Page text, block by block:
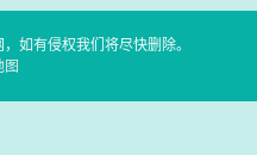
如有侵权我们将尽快删除。
图